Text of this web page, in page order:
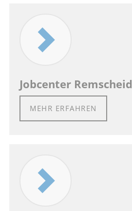
Jobcenter Remscheid
MEHR ERFAHREN